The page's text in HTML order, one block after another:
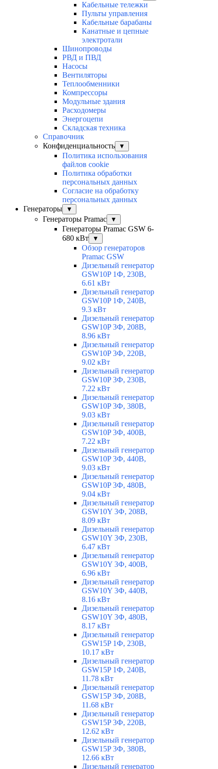
Кабельные тележки
Пульты управления
Кабельные барабаны
Канатные и цепные
электротали
Шинопроводы
РВД и ПВД
Насосы
Вентиляторы
Теплообменники
Компрессоры
Модульные здания
Расходомеры
Энергоцепи
Складская техника
Справочник
Конфиденциальность
▼
Политика использования
файлов cookie
Политика обработки
персональных данных
Согласие на обработку
персональных данных
Генераторы
▼
Генераторы Pramac ▼
Генераторы Pramac GSW 6-
680 кВт
▼
Обзор генераторов
Pramac GSW
Дизельный генератор
GSW10P 1Ф, 230В,
6.61 кВт
Дизельный генератор
GSW10P 1Ф, 240В,
9.3 кВт
Дизельный генератор
GSW10P 3Ф, 208В,
8.96 кВт
Дизельный генератор
GSW10P 3Ф, 220В,
9.02 кВт
Дизельный генератор
GSW10P 3Ф, 230В,
7.22 кВт
Дизельный генератор
GSW10P 3Ф, 380В,
9.03 кВт
Дизельный генератор
GSW10P 3Ф, 400В,
7.22 кВт
Дизельный генератор
GSW10P 3Ф, 440В,
9.03 кВт
Дизельный генератор
GSW10P 3Ф, 480В,
9.04 кВт
Дизельный генератор
GSW10Y 3Ф, 208В,
8.09 кВт
Дизельный генератор
GSW10Y 3Ф, 230В,
6.47 кВт
Дизельный генератор
GSW10Y 3Ф, 400В,
6.96 кВт
Дизельный генератор
GSW10Y 3Ф, 440В,
8.16 кВт
Дизельный генератор
GSW10Y 3Ф, 480В,
8.17 кВт
Дизельный генератор
GSW15P 1Ф, 230В,
10.17 кВт
Дизельный генератор
GSW15P 1Ф, 240В,
11.78 кВт
Дизельный генератор
GSW15P 3Ф, 208В,
11.68 кВт
Дизельный генератор
GSW15P 3Ф, 220В,
12.62 кВт
Дизельный генератор
GSW15P 3Ф, 380В,
12.66 кВт
Дизельный генератор